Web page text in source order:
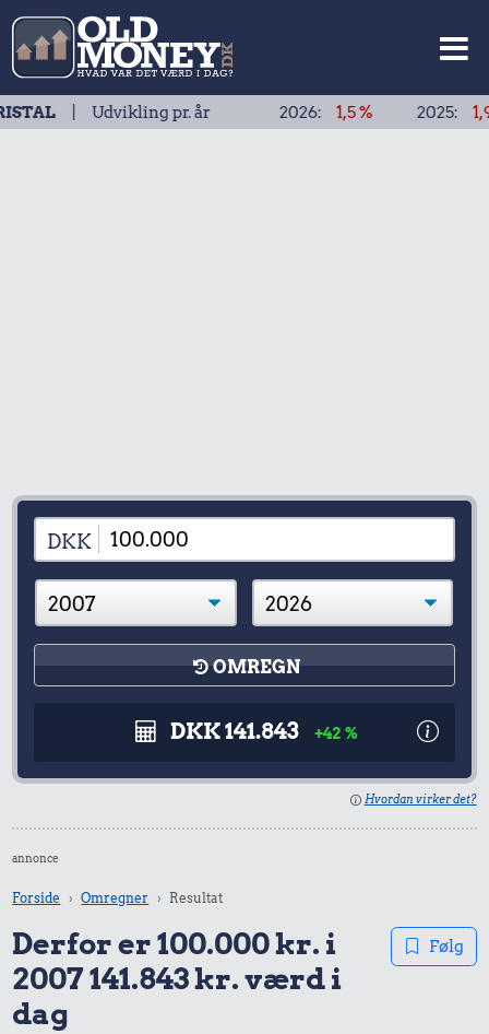
Udvikling pr. år 1,5 % 2025: 1,9 %
DKK
OMREGN
DKK 141.843 +42 %
Hvordan virker det?
annonce
Forside Omregner Resultat
Derfor er 100.000 kr. i
2007 141.843 kr. værd i
dag
Følg